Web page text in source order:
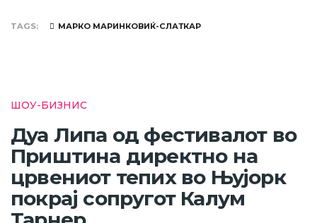
TAGS МАРКО МАРИНКОВИЌ-СЛАТКАР
ШОУ-БИЗНИС
Дуа Липа од фестивалот во
Приштина директно на
црвениот тепих во Њујорк
покрај сопругот Калум